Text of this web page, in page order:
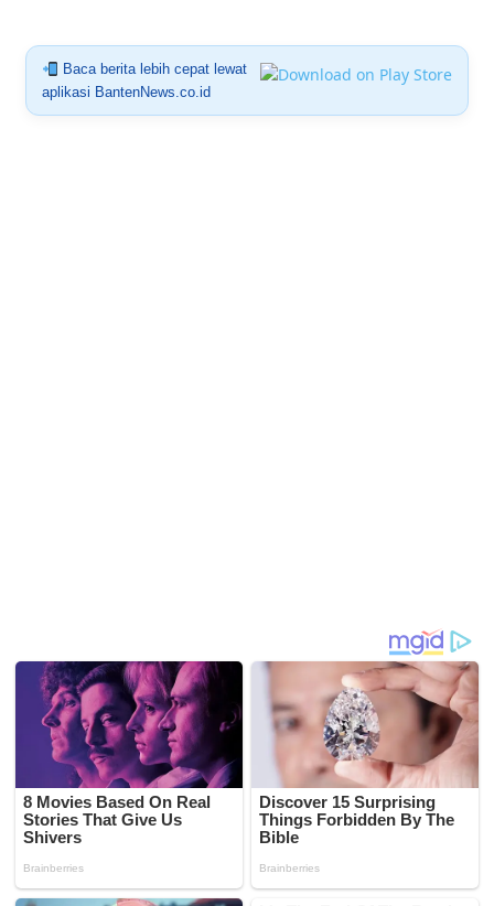
Baca berita lebih cepat lewat
aplikasi BantenNews.co.id